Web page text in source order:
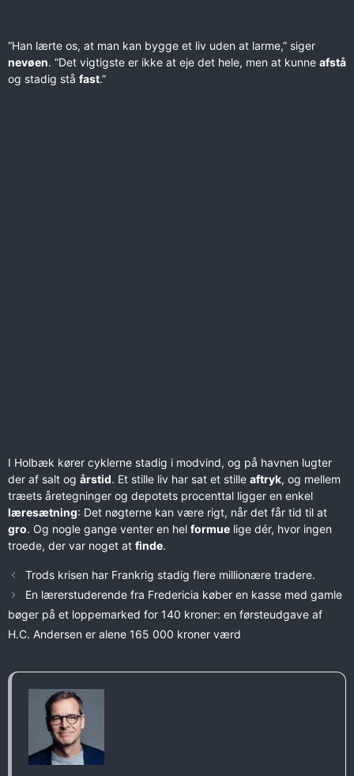
“Han lærte os, at man kan bygge et liv uden at larme,” siger
nevøen. “Det vigtigste er ikke at eje det hele, men at kunne afstå
og stadig stå fast.”
I Holbæk kører cyklerne stadig i modvind, og på havnen lugter
der af salt og årstid. Et stille liv har sat et stille aftryk, og mellem
træets åretegninger og depotets procenttal ligger en enkel
læresætning: Det nøgterne kan være rigt, når det får tid til at
gro. Og nogle gange venter en hel formue lige dér, hvor ingen
troede, der var noget at finde.
Trods krisen har Frankrig stadig flere millionære tradere.
En lærerstuderende fra Fredericia køber en kasse med gamle
bøger på et loppemarked for 140 kroner: en førsteudgave af
H.C. Andersen er alene 165 000 kroner værd